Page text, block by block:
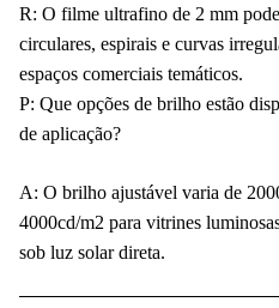
R: O filme ultrafino de 2 mm
circulares, espirais e curvas
espaços comerciais temáticos.
P: Que opções de brilho estão
de aplicação?
A: O brilho ajustável varia de
4000cd/m2 para vitrines
sob luz solar direta.